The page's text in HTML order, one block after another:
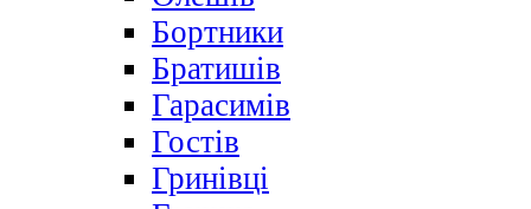
Бортники
Братишів
Гарасимів
Гостів
Гринівці